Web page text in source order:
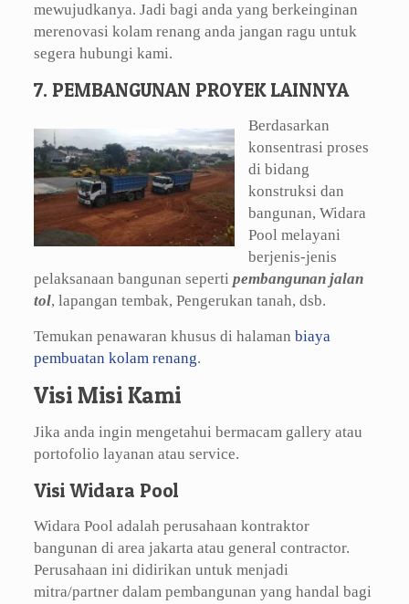
mewujudkanya. Jadi bagi anda yang berkeinginan
merenovasi kolam renang anda jangan ragu untuk
segera hubungi kami.
7. PEMBANGUNAN PROYEK LAINNYA
Berdasarkan
konsentrasi proses
di bidang
konstruksi dan
bangunan, Widara
Pool melayani
berjenis-jenis
pelaksanaan bangunan seperti pembangunan jalan
tol, lapangan tembak, Pengerukan tanah, dsb.
Temukan penawaran khusus di halaman biaya
pembuatan kolam renang.
Visi Misi Kami
Jika anda ingin mengetahui bermacam gallery atau
portofolio layanan atau service.
Visi Widara Pool
Widara Pool adalah perusahaan kontraktor
bangunan di area jakarta atau general contractor.
Perusahaan ini didirikan untuk menjadi
mitra/partner dalam pembangunan yang handal bagi